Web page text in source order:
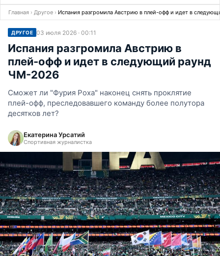
Главная › Другое › Испания разгромила Австрию в плей-офф и идет в
ДРУГОЕ 03 июля 2026 · 00:11
Испания разгромила Австрию в
плей-офф и идет в следующий раунд
ЧМ-2026
Сможет ли "Фурия Роха" наконец снять проклятие
плей-офф, преследовавшего команду более полутора
десятков лет?
Екатерина Урсатий
Спортивная журналистка